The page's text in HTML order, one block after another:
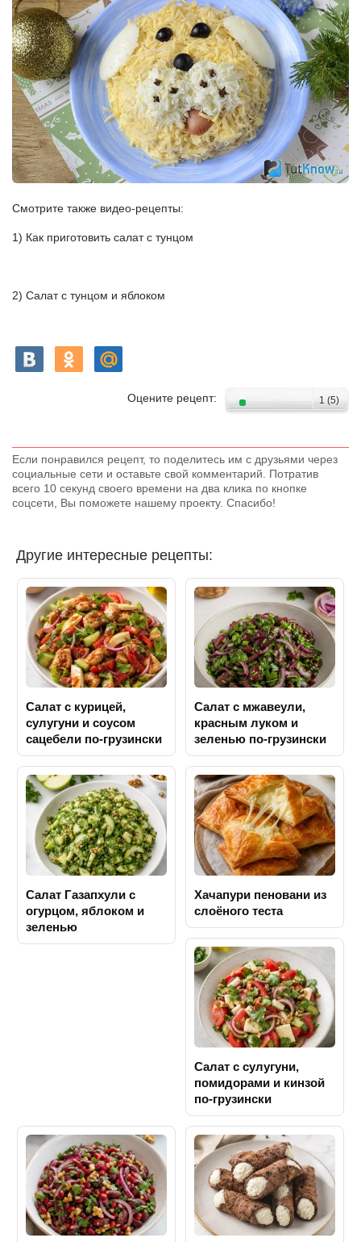
Смотрите также видео-рецепты:
1) Как приготовить салат с тунцом
2) Салат с тунцом и яблоком
1(5)
Оцените рецепт:
Если понравился рецепт, то поделитесь им с друзьями через
социальные сети и оставьте свой комментарий. Потратив
всего 10 секунд своего времени на два клика по кнопке
соцсети, Вы поможете нашему проекту. Спасибо!
Другие интересные рецепты:
Салат с курицей,
сулугуни и соусом
сацебели по-грузински
Салат с мжавеули,
красным луком и
зеленью по-грузински
Салат Газапхули с
огурцом, яблоком и
зеленью
Хачапури пеновани из
слоёного теста
Салат с сулугуни,
помидорами и кинзой
по-грузински